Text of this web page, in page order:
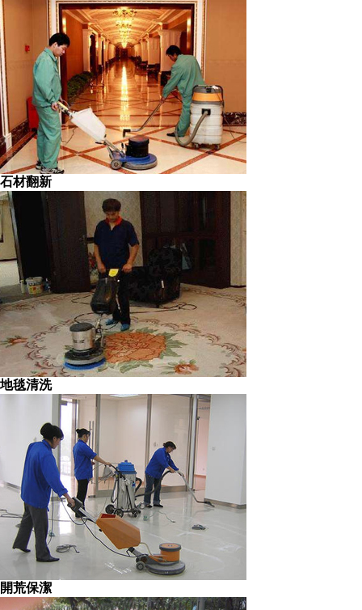
石材翻新
地毯清洗
開荒保潔